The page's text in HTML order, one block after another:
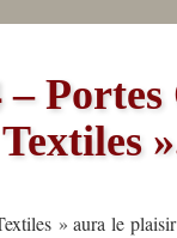
Portes
» aura le